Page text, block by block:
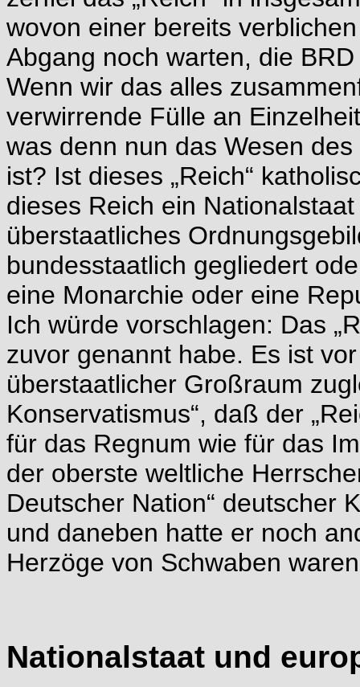
wovon einer bereits
Abgang noch warten, die
Wenn wir das alles
verwirrende Fülle an
was denn nun das Wesen
ist? Ist dieses „Reich“
dieses Reich ein
überstaatliches
bundesstaatlich gegliedert
eine Monarchie oder eine
Ich würde vorschlagen: Das
zuvor genannt habe. Es ist
überstaatlicher Großraum
Konservatismus“, daß der
für das Regnum wie für das
der oberste weltliche
Deutscher Nation“ deutscher
und daneben hatte er noch
Herzöge von Schwaben
Nationalstaat und